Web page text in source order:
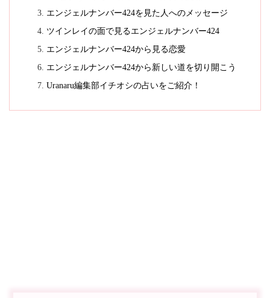
エンジェルナンバー424を見た人へのメッセージ
ツインレイの面で見るエンジェルナンバー424
エンジェルナンバー424から見る恋愛
エンジェルナンバー424から新しい道を切り開こう
Uranaru編集部イチオシの占いをご紹介！